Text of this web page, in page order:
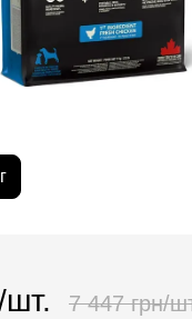
шт. 7 447 грн/